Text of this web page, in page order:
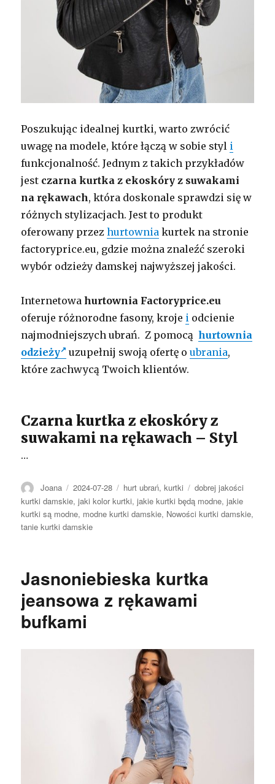
Poszukując idealnej kurtki, warto zwrócić
uwagę na modele, które łączą w sobie styl i
funkcjonalność. Jednym z takich przykładów
jest czarna kurtka z ekoskóry z suwakami
na rękawach, która doskonale sprawdzi się w
różnych stylizacjach. Jest to produkt
oferowany przezhurtownia kurtek na stronie
factoryprice.eu, gdzie można znaleźć szeroki
wybór odzieży damskej najwyższej jakości.
Internetowahurtownia Factoryprice.eu
oferuje różnorodne fasony, kroje i odcienie
najmodniejszych ubrań. Z pomocąhurtownia
odzieży
uzupełnij swoją ofertę oubrania,
które zachwycą Twoich klientów.
Czarna kurtka z ekoskóry z
suwakami na rękawach – Styl
…
Autor
Joana Opublikowano
2024-07-28 Kategorie
hurt ubrań,kurtki Tagi
dobrej jakości
kurtki damskie,jaki kolor kurtki,jakie kurtki będą modne,jakie
kurtki są modne, modne kurtki damskie, Nowości kurtki damskie,
tanie kurtki damskie
Jasnoniebieska kurtka
jeansowa z rękawami
bufkami